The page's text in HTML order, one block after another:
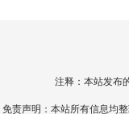
注释：本站发布
免责声明：本站所有信息均